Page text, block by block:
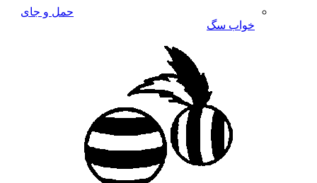
حمل و جای
خواب سگ